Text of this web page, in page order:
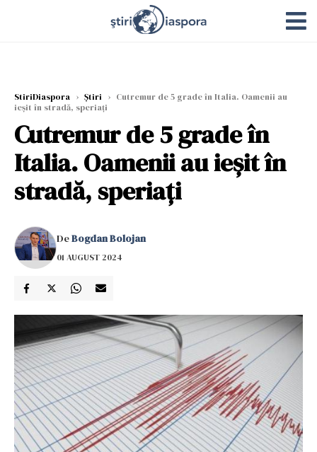
StiriDiaspora › Știri › Cutremur de 5 grade în Italia. Oamenii au
ieșit în stradă, speriați
Cutremur de 5 grade în
Italia. Oamenii au ieșit în
stradă, speriați
DeBogdan Bolojan
01 AUGUST 2024